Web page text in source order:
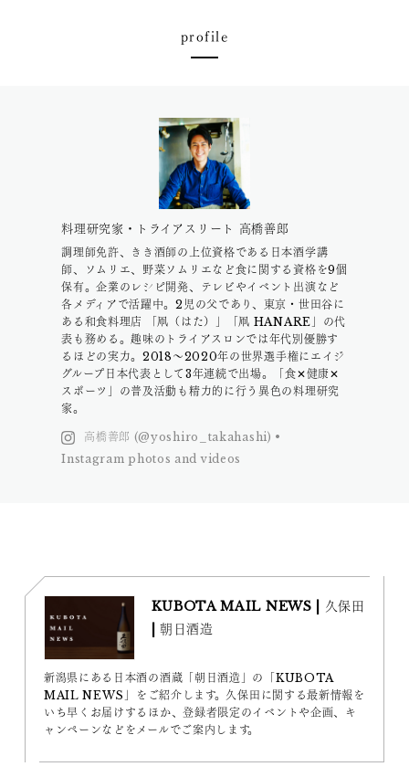
profile
料理研究家・トライアスリート 高橋善郎
調理師免許、きき酒師の上位資格である日本酒学講
師、ソムリエ、野菜ソムリエなど食に関する資格を9個
保有。企業のレシピ開発、テレビやイベント出演など
各メディアで活躍中。2児の父であり、東京・世田谷に
ある和食料理店 「凧（はた）」「凧 HANARE」の代
表も務める。趣味のトライアスロンでは年代別優勝す
るほどの実力。2018〜2020年の世界選手権にエイジ
グループ日本代表として3年連続で出場。「食✕健康✕
スポーツ」の普及活動も精力的に行う異色の料理研究
家。
高橋善郎 (@yoshiro_takahashi) •
Instagram photos and videos
KUBOTA MAIL NEWS | 久保田
| 朝日酒造
新潟県にある日本酒の酒蔵「朝日酒造」の「KUBOTA
MAIL NEWS」をご紹介します。久保田に関する最新情報を
いち早くお届けするほか、登録者限定のイベントや企画、キ
ャンペーンなどをメールでご案内します。